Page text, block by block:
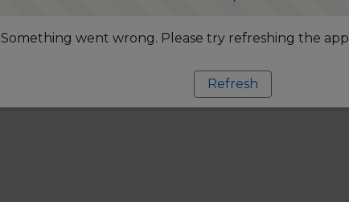
Something went wrong. Please try refreshing the app
Refresh